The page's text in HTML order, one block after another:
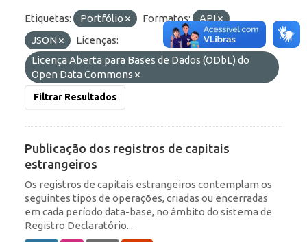
Etiquetas: Portfólio Formatos:
API
JSON
Licenças:
Licença Aberta para Bases de Dados (ODbL) do
Open Data Commons
Filtrar Resultados
Publicação dos registros de capitais
estrangeiros
Os registros de capitais estrangeiros contemplam os
seguintes tipos de operações, criadas ou encerradas
em cada período data-base, no âmbito do sistema de
Registro Declaratório...